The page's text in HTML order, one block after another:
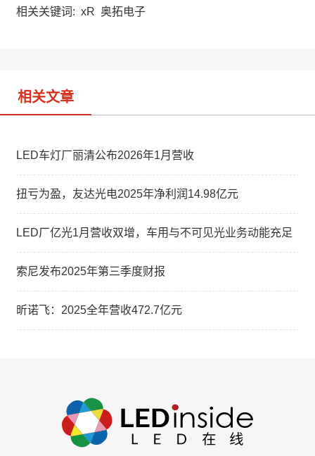
a
W
e
相关关键词: xR 奥拓电子
相关文章
LED车灯厂丽清公布2026年1月营收
扭亏为盈，友达光电2025年净利润14.98亿元
LED厂亿光1月营收双增，车用与不可见光业务动能充足
索尼发布2025年第三季度财报
昕诺飞：2025全年营收472.7亿元